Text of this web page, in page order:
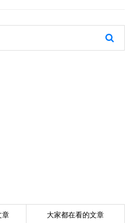
章 大家都在看的文章